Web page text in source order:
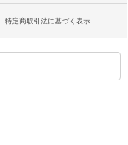
特定商取引法に基づく表示